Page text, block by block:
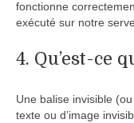
fonctionne
exécuté sur notre
4. Qu’est-ce
Une balise invisible
texte ou d’image